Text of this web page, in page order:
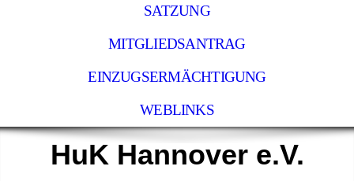
SATZUNG
MITGLIEDSANTRAG
EINZUGSERMÄCHTIGUNG
WEBLINKS
HuK Hannover e.V.